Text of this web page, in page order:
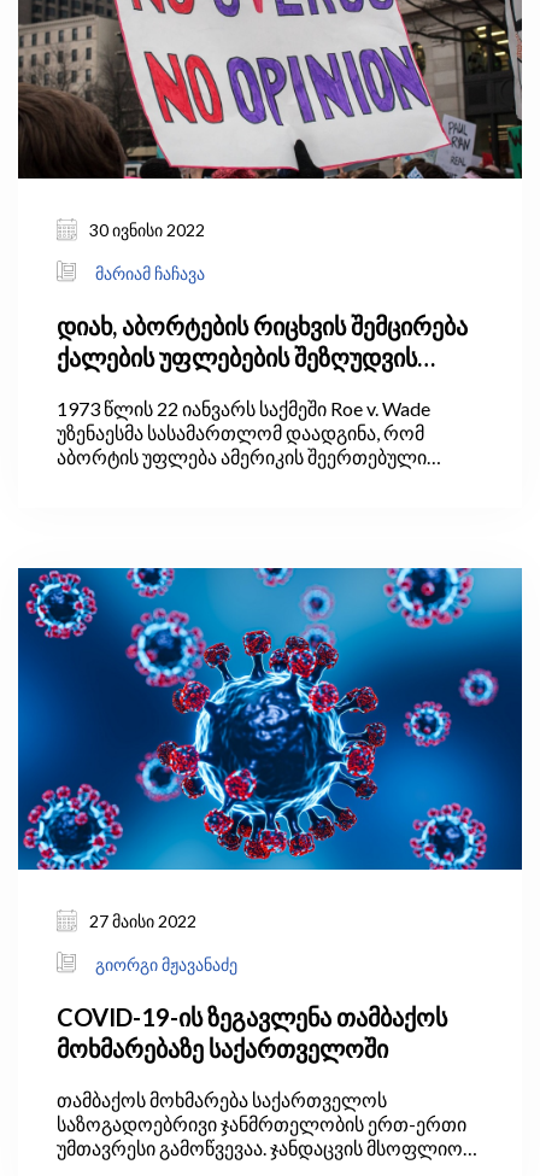
30 ივნისი 2022
მარიამ ჩაჩავა
დიახ, აბორტების რიცხვის შემცირება
ქალების უფლებების შეზღუდვის
1973 წლის 22 იანვარს საქმეში Roe v. Wade
უზენაესმა სასამართლომ დაადგინა, რომ
აბორტის უფლება ამერიკის შეერთებული
შეზღუდვა.
27 მაისი 2022
გიორგი მჟავანაძე
COVID-19-ის ზეგავლენა თამბაქოს
მოხმარებაზე საქართველოში
თამბაქოს მოხმარება საქართველოს
საზოგადოებრივი ჯანმრთელობის ერთ-ერთი
უმთავრესი გამოწვევაა. ჯანდაცვის მსოფლიო